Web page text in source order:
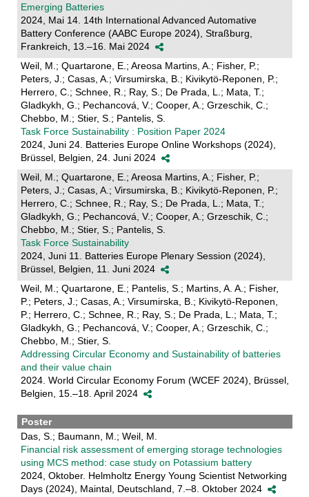
Emerging Batteries
2024, Mai 14. 14th International Advanced Automative
Battery Conference (AABC Europe 2024), Straßburg,
Frankreich, 13.–16. Mai 2024
Weil, M.; Quartarone, E.; Areosa Martins, A.; Fisher, P.;
Peters, J.; Casas, A.; Virsumirska, B.; Kivikytö-Reponen, P.;
Herrero, C.; Schnee, R.; Ray, S.; De Prada, L.; Mata, T.;
Gladkykh, G.; Pechancová, V.; Cooper, A.; Grzeschik, C.;
Chebbo, M.; Stier, S.; Pantelis, S.
Task Force Sustainability : Position Paper 2024
2024, Juni 24. Batteries Europe Online Workshops (2024),
Brüssel, Belgien, 24. Juni 2024
Weil, M.; Quartarone, E.; Areosa Martins, A.; Fisher, P.;
Peters, J.; Casas, A.; Virsumirska, B.; Kivikytö-Reponen, P.;
Herrero, C.; Schnee, R.; Ray, S.; De Prada, L.; Mata, T.;
Gladkykh, G.; Pechancová, V.; Cooper, A.; Grzeschik, C.;
Chebbo, M.; Stier, S.; Pantelis, S.
Task Force Sustainability
2024, Juni 11. Batteries Europe Plenary Session (2024),
Brüssel, Belgien, 11. Juni 2024
Weil, M.; Quartarone, E.; Pantelis, S.; Martins, A. A.; Fisher,
P.; Peters, J.; Casas, A.; Virsumirska, B.; Kivikytö-Reponen,
P.; Herrero, C.; Schnee, R.; Ray, S.; De Prada, L.; Mata, T.;
Gladkykh, G.; Pechancová, V.; Cooper, A.; Grzeschik, C.;
Chebbo, M.; Stier, S.
Addressing Circular Economy and Sustainability of batteries
and their value chain
2024. World Circular Economy Forum (WCEF 2024), Brüssel,
Belgien, 15.–18. April 2024
Poster
Das, S.; Baumann, M.; Weil, M.
Financial risk assessment of emerging storage technologies
using MCS method: case study on Potassium battery
2024, Oktober. Helmholtz Energy Young Scientist Networking
Days (2024), Maintal, Deutschland, 7.–8. Oktober 2024